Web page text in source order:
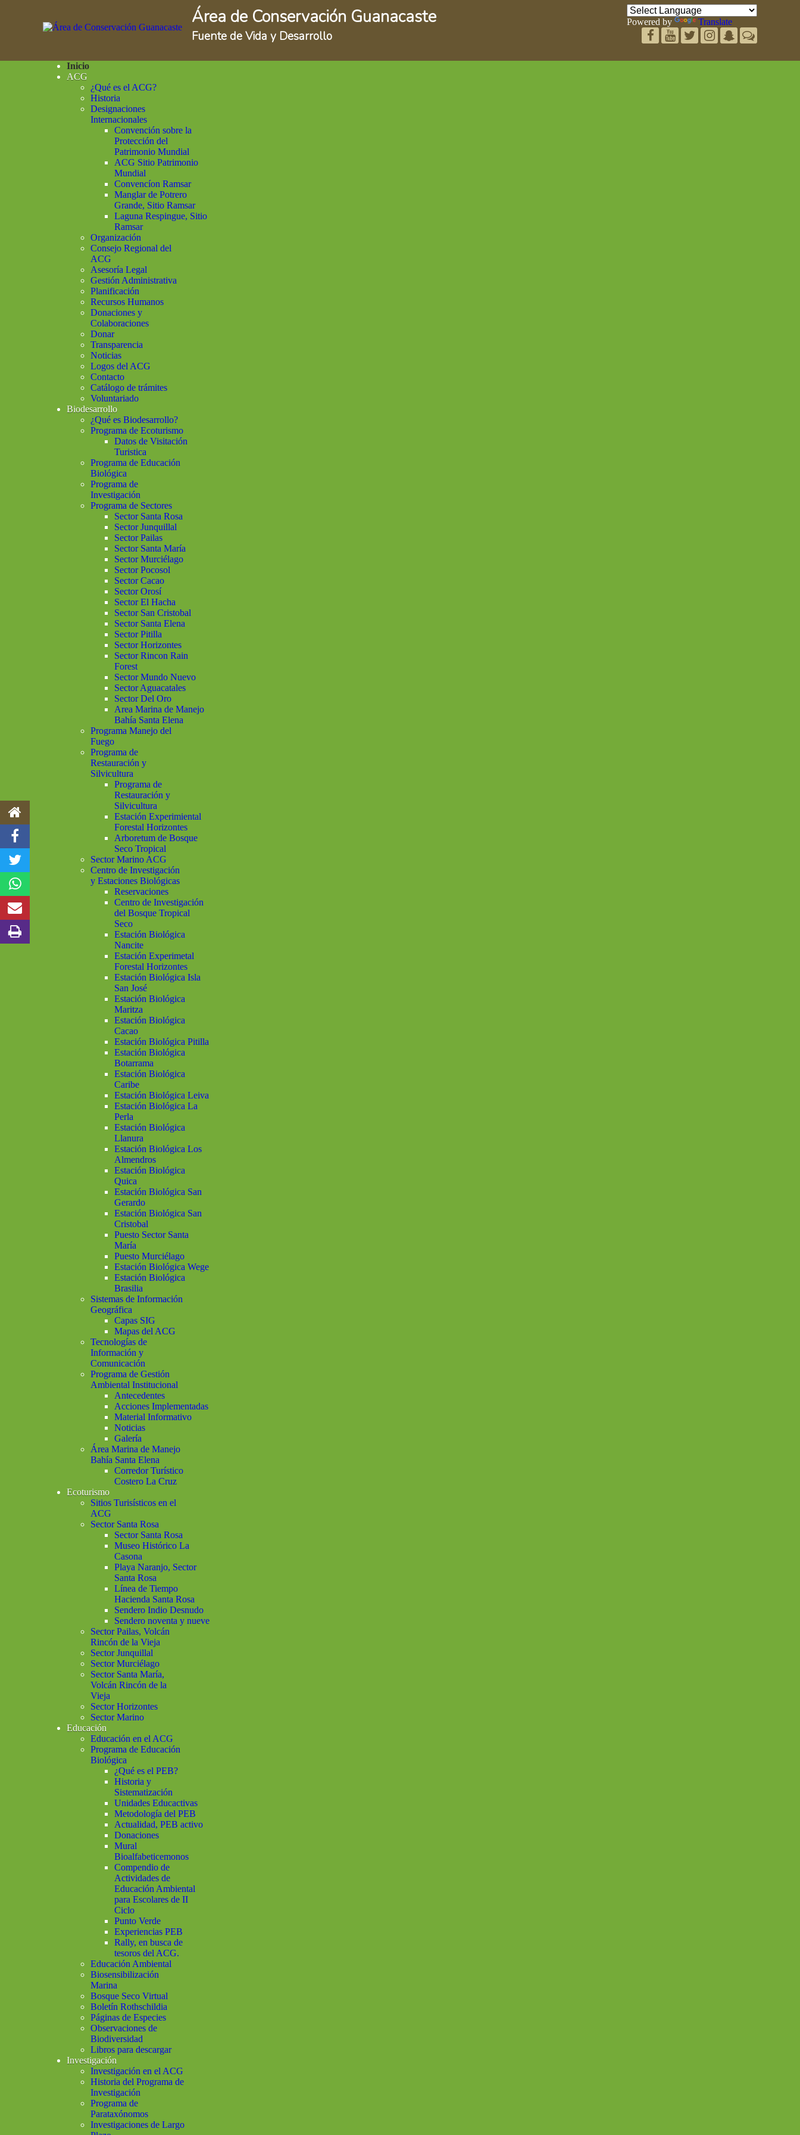
Área de Conservación Guanacaste
Fuente de Vida y Desarrollo
Powered by Translate
Inicio
ACG
¿Qué es el ACG?
Historia
Designaciones
Internacionales
Convención sobre la
Protección del
Patrimonio Mundial
ACG Sitio Patrimonio
Mundial
Convencíon Ramsar
Manglar de Potrero
Grande, Sitio Ramsar
Laguna Respingue, Sitio
Ramsar
Organización
Consejo Regional del
ACG
Asesoría Legal
Gestión Administrativa
Planificación
Recursos Humanos
Donaciones y
Colaboraciones
Donar
Transparencia
Noticias
Logos del ACG
Contacto
Catálogo de trámites
Voluntariado
Biodesarrollo
¿Qué es Biodesarrollo?
Programa de Ecoturismo
Datos de Visitación
Turistica
Programa de Educación
Biológica
Programa de
Investigación
Programa de Sectores
Sector Santa Rosa
Sector Junquillal
Sector Pailas
Sector Santa María
Sector Murciélago
Sector Pocosol
Sector Cacao
Sector Orosí
Sector El Hacha
Sector San Cristobal
Sector Santa Elena
Sector Pitilla
Sector Horizontes
Sector Rincon Rain
Forest
Sector Mundo Nuevo
Sector Aguacatales
Sector Del Oro
Area Marina de Manejo
Bahía Santa Elena
Programa Manejo del
Fuego
Programa de
Restauración y
Silvicultura
Programa de
Restauración y
Silvicultura
Estación Experimiental
Forestal Horizontes
Arboretum de Bosque
Seco Tropical
Sector Marino ACG
Centro de Investigación
y Estaciones Biológicas
Reservaciones
Centro de Investigación
del Bosque Tropical
Seco
Estación Biológica
Nancite
Estación Experimetal
Forestal Horizontes
Estación Biológica Isla
San José
Estación Biológica
Maritza
Estación Biológica
Cacao
Estación Biológica Pitilla
Estación Biológica
Botarrama
Estación Biológica
Caribe
Estación Biológica Leiva
Estación Biológica La
Perla
Estación Biológica
Llanura
Estación Biológica Los
Almendros
Estación Biológica
Quica
Estación Biológica San
Gerardo
Estación Biológica San
Cristobal
Puesto Sector Santa
María
Puesto Murciélago
Estación Biológica Wege
Estación Biológica
Brasilia
Sistemas de Información
Geográfica
Capas SIG
Mapas del ACG
Tecnologías de
Información y
Comunicación
Programa de Gestión
Ambiental Institucional
Antecedentes
Acciones Implementadas
Material Informativo
Noticias
Galería
Área Marina de Manejo
Bahía Santa Elena
Corredor Turístico
Costero La Cruz
Ecoturismo
Sitios Turisísticos en el
ACG
Sector Santa Rosa
Sector Santa Rosa
Museo Histórico La
Casona
Playa Naranjo, Sector
Santa Rosa
Línea de Tiempo
Hacienda Santa Rosa
Sendero Indio Desnudo
Sendero noventa y nueve
Sector Pailas, Volcán
Rincón de la Vieja
Sector Junquillal
Sector Murciélago
Sector Santa María,
Volcán Rincón de la
Vieja
Sector Horizontes
Sector Marino
Educación
Educación en el ACG
Programa de Educación
Biológica
¿Qué es el PEB?
Historia y
Sistematización
Unidades Educactivas
Metodología del PEB
Actualidad, PEB activo
Donaciones
Mural
Bioalfabeticemonos
Compendio de
Actividades de
Educación Ambiental
para Escolares de II
Ciclo
Punto Verde
Experiencias PEB
Rally, en busca de
tesoros del ACG.
Educación Ambiental
Biosensibilización
Marina
Bosque Seco Virtual
Boletín Rothschildia
Páginas de Especies
Observaciones de
Biodiversidad
Libros para descargar
Investigación
Investigación en el ACG
Historia del Programa de
Investigación
Programa de
Parataxónomos
Investigaciones de Largo